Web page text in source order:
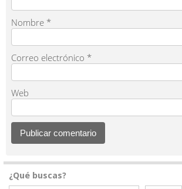
Nombre *
Correo electrónico *
Web
¿Qué buscas?